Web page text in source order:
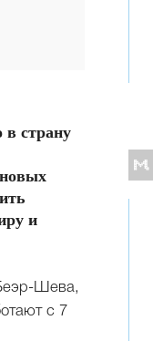
в страну
и
Шева,
с 7